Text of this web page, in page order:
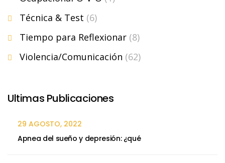
Técnica & Test (6)
Tiempo para Reflexionar (8)
Violencia/Comunicación (62)
Ultimas Publicaciones
29 AGOSTO, 2022
Apnea del sueño y depresión: ¿qué